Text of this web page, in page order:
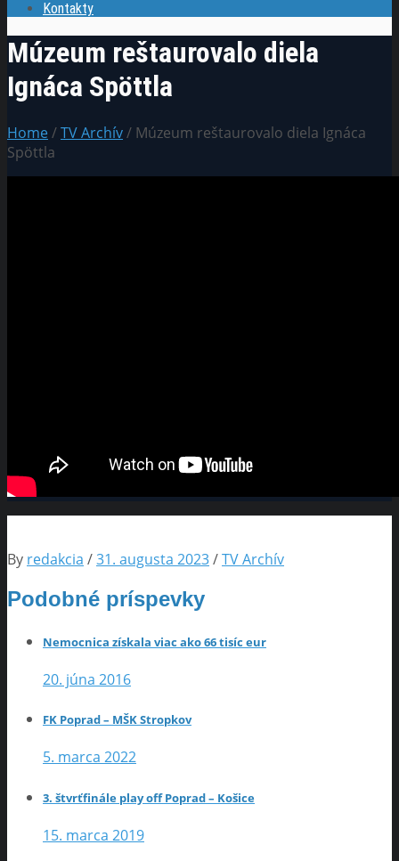
Kontakty
Múzeum reštaurovalo diela
Ignáca Spöttla
Home/TV Archív/ Múzeum reštaurovalo diela Ignáca
Spöttla
By redakcia /31. augusta 2023/TV Archív
Podobné príspevky
Nemocnica získala viac ako 66 tisíc eur
20. júna 2016
FK Poprad – MŠK Stropkov
5. marca 2022
3. štvrťfinále play off Poprad – Košice
15. marca 2019